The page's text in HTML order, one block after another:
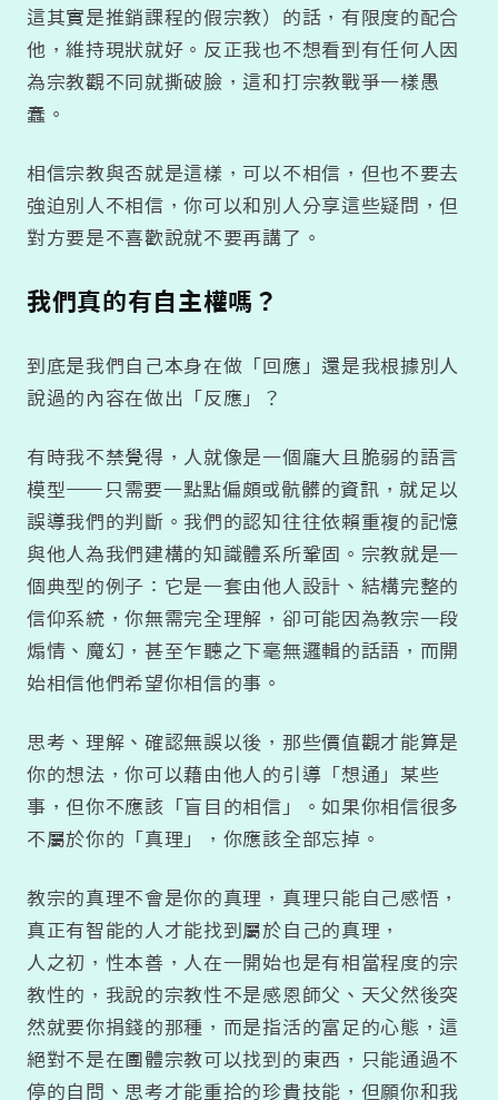
這其實是推銷課程的假宗教）的話，有限度的配合
他，維持現狀就好。反正我也不想看到有任何人因
為宗教觀不同就撕破臉，這和打宗教戰爭一樣愚
蠢。
相信宗教與否就是這樣，可以不相信，但也不要去
強迫別人不相信，你可以和別人分享這些疑問，但
對方要是不喜歡說就不要再講了。
我們真的有自主權嗎？
到底是我們自己本身在做「回應」還是我根據別人
說過的內容在做出「反應」？
有時我不禁覺得，人就像是一個龐大且脆弱的語言
模型——只需要一點點偏頗或骯髒的資訊，就足以
誤導我們的判斷。我們的認知往往依賴重複的記憶
與他人為我們建構的知識體系所鞏固。宗教就是一
個典型的例子：它是一套由他人設計、結構完整的
信仰系統，你無需完全理解，卻可能因為教宗一段
煽情、魔幻，甚至乍聽之下毫無邏輯的話語，而開
始相信他們希望你相信的事。
思考、理解、確認無誤以後，那些價值觀才能算是
你的想法，你可以藉由他人的引導「想通」某些
事，但你不應該「盲目的相信」。如果你相信很多
不屬於你的「真理」，你應該全部忘掉。
教宗的真理不會是你的真理，真理只能自己感悟，
真正有智能的人才能找到屬於自己的真理，
人之初，性本善，人在一開始也是有相當程度的宗
教性的，我說的宗教性不是感恩師父、天父然後突
然就要你捐錢的那種，而是指活的富足的心態，這
絕對不是在團體宗教可以找到的東西，只能通過不
停的自問、思考才能重拾的珍貴技能，但願你和我